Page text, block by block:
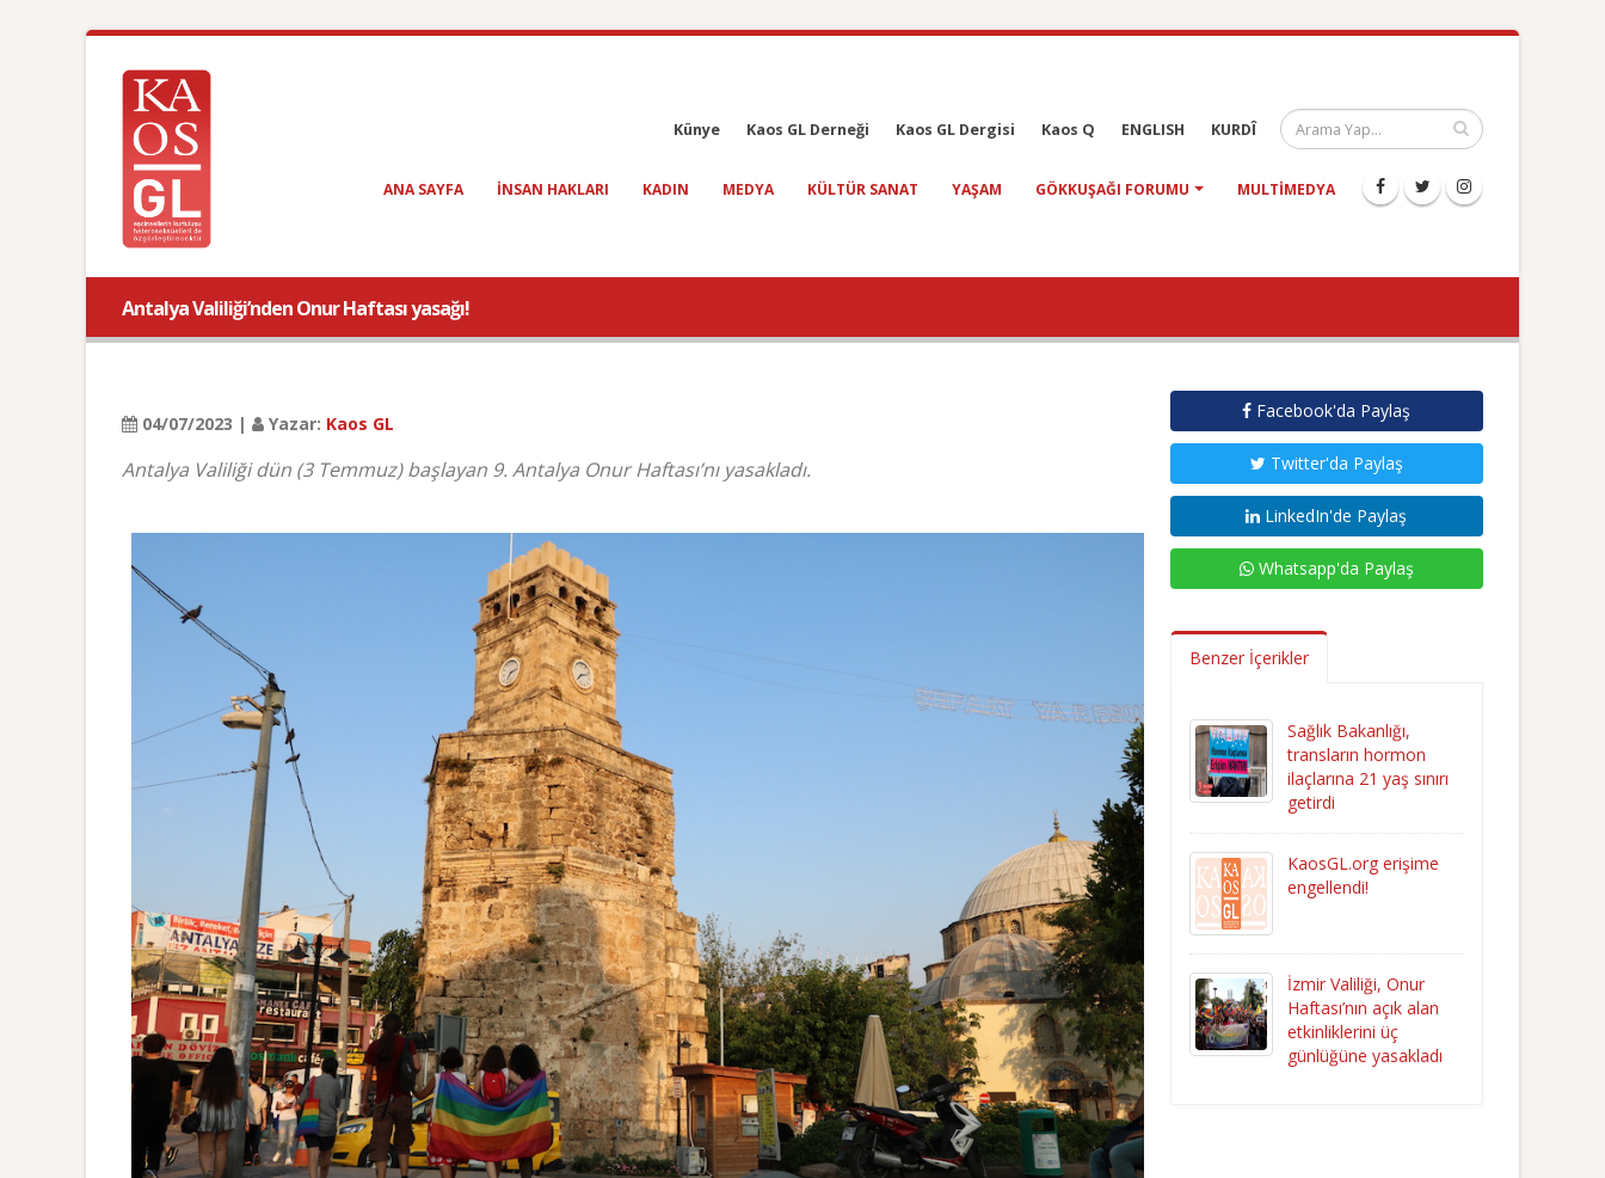
Künye Kaos GL Derneği Kaos GL Dergisi Kaos Q ENGLISH KURDÎ
ANA SAYFA INSAN HAKLARI KADIN MEDYA KÜLTÜR SANAT YAŞAM GÖKKUŞAĞI FORUMU MULTIMEDYA
Antalya Valiliği’nden Onur Haftası yasağı!
04/07/2023 | Yazar: Kaos GL
Antalya Valiliği dün (3 Temmuz) başlayan 9. Antalya Onur Haftası’nı yasakladı.
Facebook'da Paylaş
Twitter'da Paylaş
LinkedIn'de Paylaş
Whatsapp'da Paylaş
Benzer İçerikler
Sağlık Bakanlığı,
transların hormon
ilaçlarına 21 yaş sınırı
getirdi
KaosGL.org erişime
engellendi!
İzmir Valiliği, Onur
Haftası’nın açık alan
etkinliklerini üç
günlüğüne yasakladı